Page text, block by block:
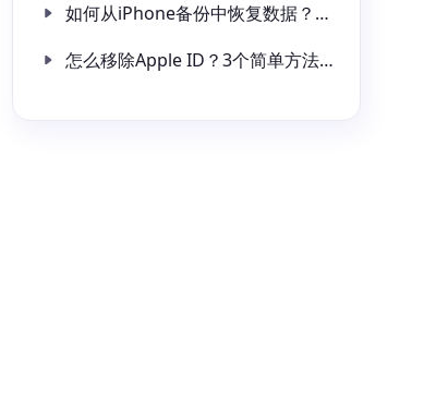
如何从iPhone备份中恢复数据？教你3招快速恢复备份数据！
怎么移除Apple ID？3个简单方法从iPad上移除Apple ID